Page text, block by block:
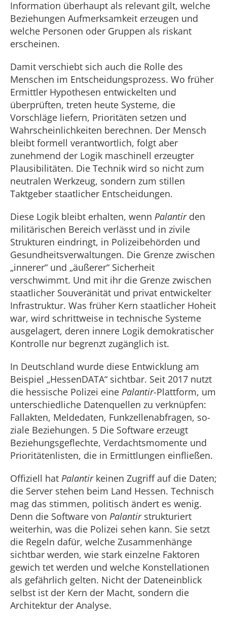
Information überhaupt als relevant gilt, welche
Beziehungen Aufmerksamkeit erzeugen und
welche Personen oder Grup­pen als riskant
erscheinen.
Damit verschiebt sich auch die Rolle des
Menschen im Entscheidungsprozess. Wo früher
Ermittler Hypothesen entwi­ckelten und
überprüften, treten heute Systeme, die
Vorschläge liefern, Prioritä­ten setzen und
Wahrscheinlichkeiten be­rechnen. Der Mensch
bleibt formell verant­wortlich, folgt aber
zunehmend der Logik maschinell erzeugter
Plausibilitäten. Die Technik wird so nicht zum
neutralen Werk­zeug, sondern zum stillen
Taktgeber staat­licher Entscheidungen.
Diese Logik bleibt erhalten, wenn Palantirden
militärischen Bereich verlässt und in zivile
Strukturen eindringt, in Polizeibehörden und
Gesundheitsverwaltungen. Die Grenze zwischen
„innerer“ und „äußerer“ Sicherheit
verschwimmt. Und mit ihr die Grenze zwischen
staatlicher Souveränität und privat entwickelter
Infrastruktur. Was früher Kern staatlicher Hoheit
war, wird schrittweise in technische Systeme
ausge­lagert, deren innere Logik demokratischer
Kontrolle nur begrenzt zugänglich ist.
In Deutschland wurde diese Entwick­lung am
Beispiel „HessenDATA“ sicht­bar. Seit 2017 nutzt
die hessische Polizei eine Palantir­-Plattform, um
unterschied­liche Datenquellen zu verknüpfen:
Fallak­ten, Meldedaten, Funkzellenabfragen, so­
ziale Beziehungen. 5 Die Software erzeugt
Beziehungsgeflechte, Verdachtsmomente und
Prioritätenlisten, die in Ermittlun­gen einfließen.
Offiziell hat Palantirkeinen Zugriff auf die Daten;
die Server stehen beim Land Hessen. Technisch
mag das stimmen, poli­tisch ändert es wenig.
Denn die Software von Palantirstrukturiert
weiterhin, was die Polizei sehen kann. Sie setzt
die Regeln dafür, welche Zusammenhänge
sichtbar werden, wie stark einzelne Faktoren
gewich­ tet werden und welche Konstellationen
als gefährlich gelten. Nicht der Dateneinblick
selbst ist der Kern der Macht, sondern die
Architektur der Analyse.